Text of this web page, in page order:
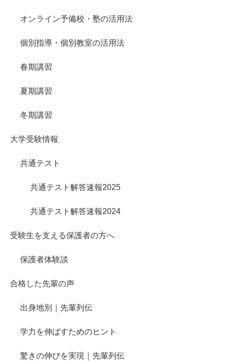
オンライン予備校・塾の活用法
個別指導・個別教室の活用法
春期講習
夏期講習
冬期講習
大学受験情報
共通テスト
共通テスト解答速報2025
共通テスト解答速報2024
受験生を支える保護者の方へ
保護者体験談
合格した先輩の声
出身地別｜先輩列伝
学力を伸ばすためのヒント
驚きの伸びを実現｜先輩列伝